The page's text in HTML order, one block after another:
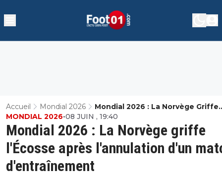
Accueil Mondial 2026
Mondial 2026 : La Norvège Griffe
L'Écosse Après L'annulation D'un
Match D'entraînement
Mondial 2026 : La Norvège griffe
l'Écosse après l'annulation d'un
d'entraînement
MONDIAL 2026•08 JUIN , 19:40